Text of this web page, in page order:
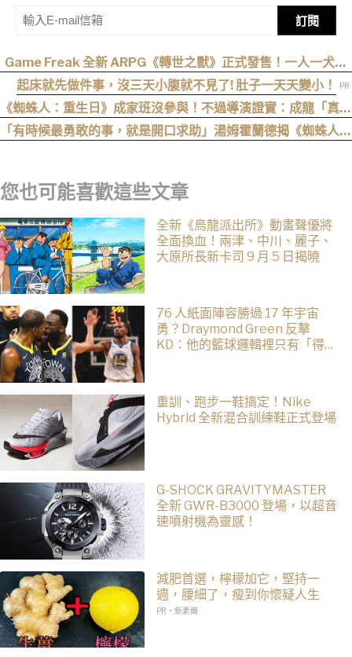
訂閱
Game Freak 全新 ARPG《轉世之獸》正式發售！一人一犬踏
上末日日本討伐之旅
起床就先做件事，沒三天小腹就不見了! 肚子一天天變小！
《蜘蛛人：重生日》成家班沒參與！不過導演證實：成龍「真的
有來片場」
「有時候最勇敢的事，就是開口求助」湯姆霍蘭德揭《蜘蛛人：
您也可能喜歡這些文章
全新《烏龍派出所》動畫聲優將
全面換血！兩津、中川、麗子、
大原所長新卡司 9 月 5 日揭曉
76 人紙面陣容勝過 17 年宇宙
勇？Draymond Green 反擊
KD：他的籃球邏輯裡只有「得
重訓、跑步一鞋搞定！Nike
Hybrid 全新混合訓練鞋正式登場
G-SHOCK GRAVITYMASTER
全新 GWR-B3000 登場，以超音
速噴射機為靈感！
減肥首選，檸檬加它，堅持一
週，腰細了，瘦到你懷疑人生
PR・新素簡